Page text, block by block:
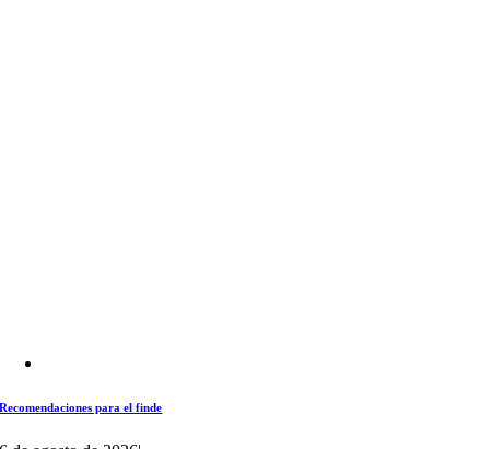
Recomendaciones para el finde